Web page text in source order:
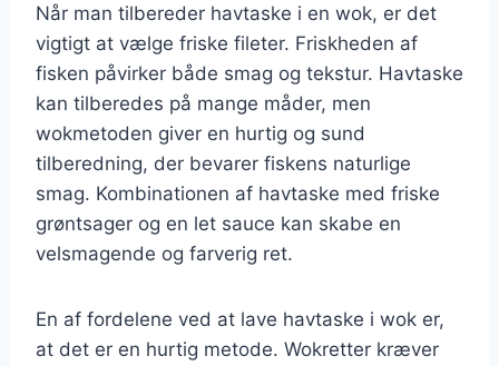
Når man tilbereder havtaske i en wok, er det
vigtigt at vælge friske fileter. Friskheden af
fisken påvirker både smag og tekstur. Havtaske
kan tilberedes på mange måder, men
wokmetoden giver en hurtig og sund
tilberedning, der bevarer fiskens naturlige
smag. Kombinationen af havtaske med friske
grøntsager og en let sauce kan skabe en
velsmagende og farverig ret.
En af fordelene ved at lave havtaske i wok er,
at det er en hurtig metode. Wokretter kræver